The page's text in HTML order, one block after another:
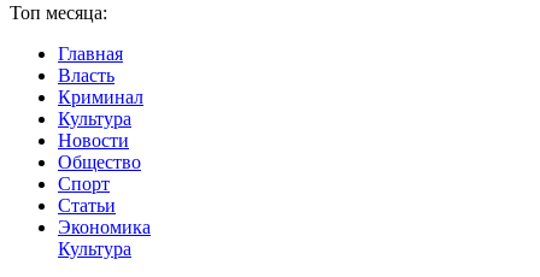
Топ месяца:
Главная
Власть
Криминал
Культура
Новости
Общество
Спорт
Статьи
Экономика
Культура